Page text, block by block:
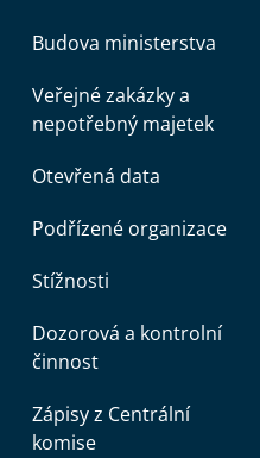
Budova ministerstva
Veřejné zakázky a
nepotřebný majetek
Otevřená data
Podřízené organizace
Stížnosti
Dozorová a kontrolní
činnost
Zápisy z Centrální
komise